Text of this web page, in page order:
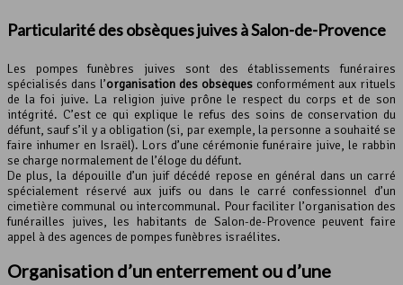
Particularité des obsèques juives à Salon-de-Provence
Les pompes funèbres juives sont des établissements funéraires
spécialisés dans l’organisation des obsèques conformément aux rituels
de la foi juive. La religion juive prône le respect du corps et de son
intégrité. C’est ce qui explique le refus des soins de conservation du
défunt, sauf s’il y a obligation (si, par exemple, la personne a souhaité se
faire inhumer en Israël). Lors d’une cérémonie funéraire juive, le rabbin
se charge normalement de l’éloge du défunt.
De plus, la dépouille d’un juif décédé repose en général dans un carré
spécialement réservé aux juifs ou dans le carré confessionnel d’un
cimetière communal ou intercommunal. Pour faciliter l’organisation des
funérailles juives, les habitants de Salon-de-Provence peuvent faire
appel à des agences de pompes funèbres israélites.
Organisation d’un enterrement ou d’une